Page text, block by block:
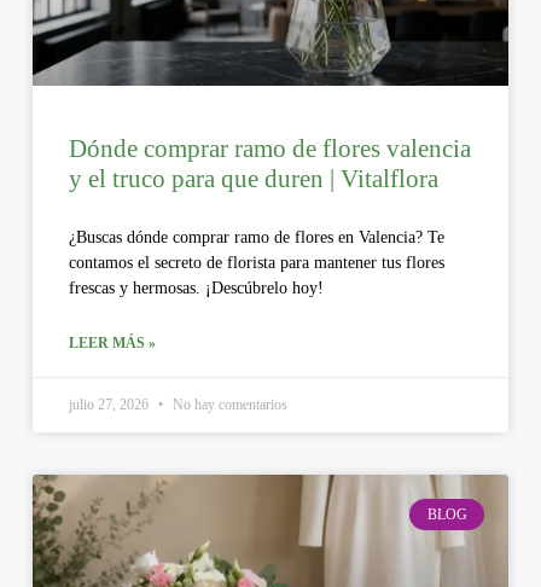
Dónde comprar ramo de flores valencia
y el truco para que duren | Vitalflora
¿Buscas dónde comprar ramo de flores en Valencia? Te
contamos el secreto de florista para mantener tus flores
frescas y hermosas. ¡Descúbrelo hoy!
LEER MÁS »
julio 27, 2026 No hay comentarios
BLOG